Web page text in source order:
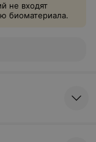
не входят
биоматериала.